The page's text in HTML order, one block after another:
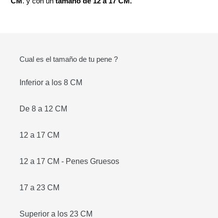
Cual es el tamaño de tu pene ?
Inferior a los 8 CM
De 8 a 12 CM
12 a 17 CM
12 a 17 CM - Penes Gruesos
17 a 23 CM
Superior a los 23 CM